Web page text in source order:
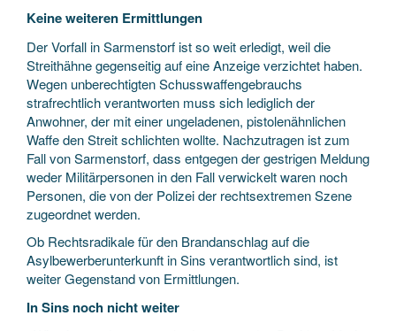
Keine weiteren Ermittlungen
Der Vorfall in Sarmenstorf ist so weit erledigt, weil die
Streithähne gegenseitig auf eine Anzeige verzichtet haben.
Wegen unberechtigten Schusswaffengebrauchs
strafrechtlich verantworten muss sich lediglich der
Anwohner, der mit einer ungeladenen, pistolenähnlichen
Waffe den Streit schlichten wollte. Nachzutragen ist zum
Fall von Sarmenstorf, dass entgegen der gestrigen Meldung
weder Militärpersonen in den Fall verwickelt waren noch
Personen, die von der Polizei der rechtsextremen Szene
zugeordnet werden.
Ob Rechtsradikale für den Brandanschlag auf die
Asylbewerberunterkunft in Sins verantwortlich sind, ist
weiter Gegenstand von Ermittlungen.
In Sins noch nicht weiter